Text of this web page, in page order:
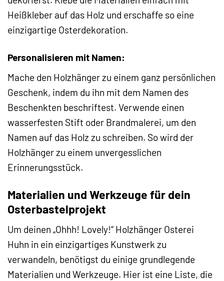
Heißkleber auf das Holz und erschaffe so eine
einzigartige Osterdekoration.
Personalisieren mit Namen:
Mache den Holzhänger zu einem ganz persönlichen
Geschenk, indem du ihn mit dem Namen des
Beschenkten beschriftest. Verwende einen
wasserfesten Stift oder Brandmalerei, um den
Namen auf das Holz zu schreiben. So wird der
Holzhänger zu einem unvergesslichen
Erinnerungsstück.
Materialien und Werkzeuge für dein
Osterbastelprojekt
Um deinen „Ohhh! Lovely!“ Holzhänger Osterei
Huhn in ein einzigartiges Kunstwerk zu
verwandeln, benötigst du einige grundlegende
Materialien und Werkzeuge. Hier ist eine Liste, die